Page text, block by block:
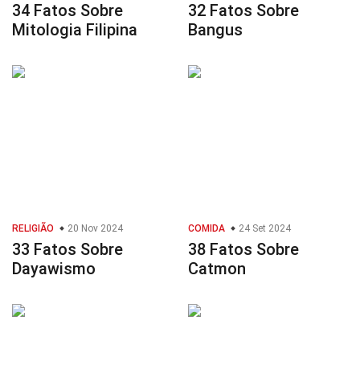
34 Fatos Sobre
Mitologia Filipina
32 Fatos Sobre
Bangus
RELIGIÃO 20 Nov 2024
33 Fatos Sobre
Dayawismo
COMIDA 24 Set 2024
38 Fatos Sobre
Catmon